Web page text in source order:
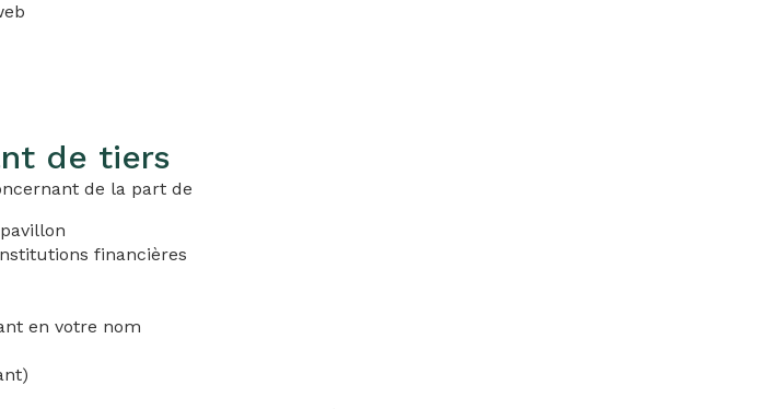
de tiers
de la part de
financières
en votre nom